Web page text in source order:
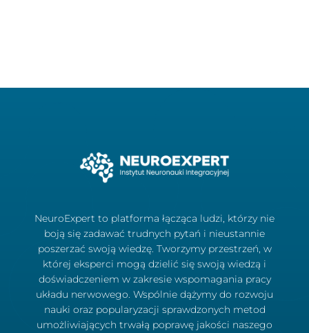
NeuroExpert to platforma łącząca ludzi, którzy nie
boją się zadawać trudnych pytań i nieustannie
poszerzać swoją wiedzę. Tworzymy przestrzeń, w
której eksperci mogą dzielić się swoją wiedzą i
doświadczeniem w zakresie wspomagania pracy
układu nerwowego. Wspólnie dążymy do rozwoju
nauki oraz popularyzacji sprawdzonych metod
umożliwiających trwałą poprawę jakości naszego